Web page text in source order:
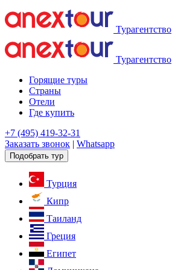
Турагентство
Турагентство
Горящие туры
Страны
Отели
Где купить
+7 (495) 419-32-31
Заказать звонок | Whatsapp
Подобрать тур
Турция
Кипр
Таиланд
Греция
Египет